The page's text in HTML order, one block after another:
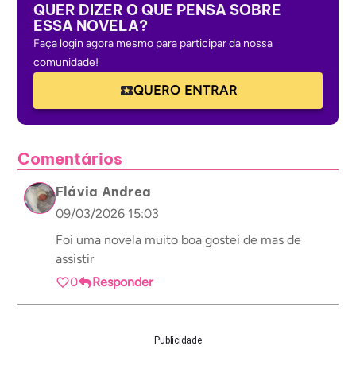
QUER DIZER O QUE PENSA SOBRE
ESSA NOVELA?
Faça login agora mesmo para participar da nossa
comunidade!
QUERO ENTRAR
Comentários
Flávia Andrea
09/03/2026 15:03
Foi uma novela muito boa gostei de mas de
assistir
0
Responder
Publicidade